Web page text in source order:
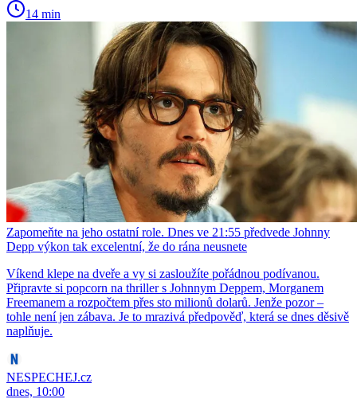
14 min
Zapomeňte na jeho ostatní role. Dnes ve 21:55 předvede Johnny
Depp výkon tak excelentní, že do rána neusnete
Víkend klepe na dveře a vy si zasloužíte pořádnou podívanou.
Připravte si popcorn na thriller s Johnnym Deppem, Morganem
Freemanem a rozpočtem přes sto milionů dolarů. Jenže pozor –
tohle není jen zábava. Je to mrazivá předpověď, která se dnes děsivě
naplňuje.
NESPECHEJ.cz
dnes, 10:00